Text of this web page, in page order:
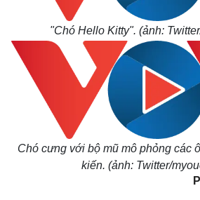
"Chó Hello Kitty". (ảnh:
Chó cưng với bộ mũ mô phỏng các
kiến. (ảnh: Twitter/